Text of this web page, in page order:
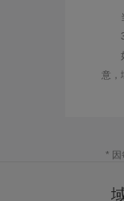
意，
* 因